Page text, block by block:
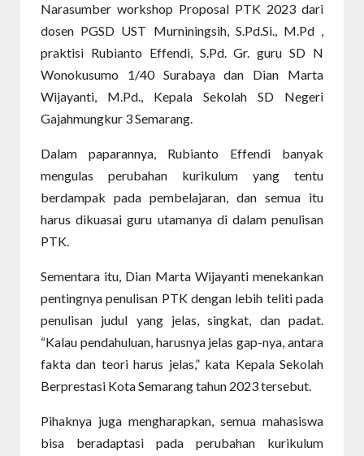
Narasumber workshop Proposal PTK 2023 dari
dosen PGSD UST Murniningsih, S.Pd.Si., M.Pd ,
praktisi Rubianto Effendi, S.Pd. Gr. guru SD N
Wonokusumo 1/40 Surabaya dan Dian Marta
Wijayanti, M.Pd., Kepala Sekolah SD Negeri
Gajahmungkur 3 Semarang.
Dalam paparannya, Rubianto Effendi banyak
mengulas perubahan kurikulum yang tentu
berdampak pada pembelajaran, dan semua itu
harus dikuasai guru utamanya di dalam penulisan
PTK.
Sementara itu, Dian Marta Wijayanti menekankan
pentingnya penulisan PTK dengan lebih teliti pada
penulisan judul yang jelas, singkat, dan padat.
“Kalau pendahuluan, harusnya jelas gap-nya, antara
fakta dan teori harus jelas,” kata Kepala Sekolah
Berprestasi Kota Semarang tahun 2023 tersebut.
Pihaknya juga mengharapkan, semua mahasiswa
bisa beradaptasi pada perubahan kurikulum